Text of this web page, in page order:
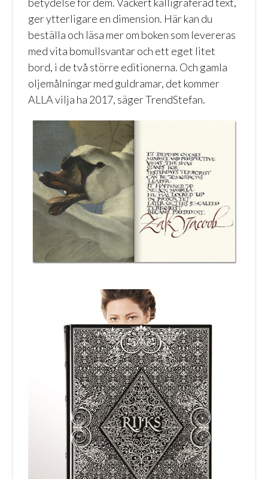
ger ytterligare en dimension. Härkan du
beställa och läsa mer om boken som levereras
med vita bomullsvantar och ett eget litet
bord, i de två större editionerna. Och gamla
oljemålningar med guldramar, det kommer
ALLA vilja ha 2017, säger TrendStefan.